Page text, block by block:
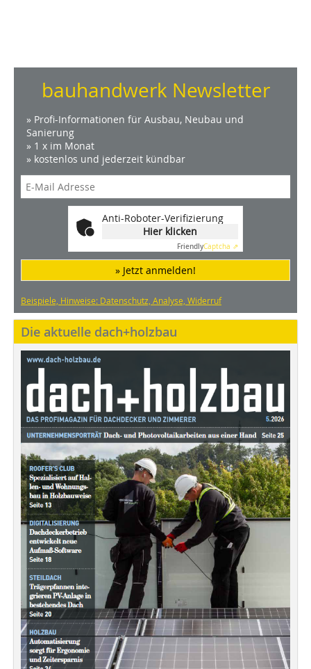
bauhandwerk Newsletter
» Profi-Informationen für Ausbau, Neubau und
Sanierung
» 1 x im Monat
» kostenlos und jederzeit kündbar
Anti-Roboter-Verifizierung
Hier klicken
FriendlyCaptcha ⇗
» Jetzt anmelden!
Beispiele, Hinweise: Datenschutz, Analyse, Widerruf
Die aktuelle dach+holzbau